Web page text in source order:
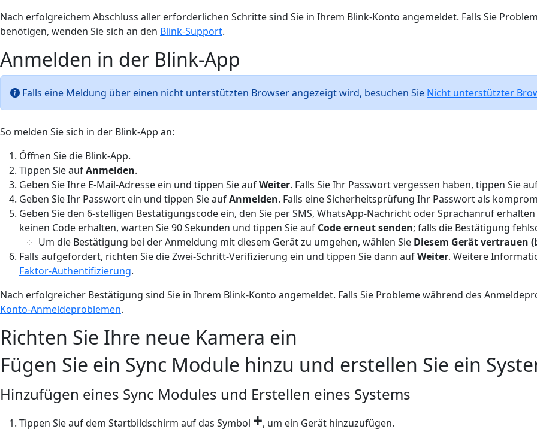
Nach erfolgreichem Abschluss aller erforderlichen Schritte sind Sie in Ihrem Blink-Konto angemeldet. Falls Sie
benötigen, wenden Sie sich an den Blink-Support.
Anmelden in der Blink-App
Falls eine Meldung über einen nicht unterstützten Browser angezeigt wird, besuchen Sie Nicht unterstützter
So melden Sie sich in der Blink-App an:
Öffnen Sie die Blink-App.
Tippen Sie aufAnmelden.
Geben Sie Ihre E-Mail-Adresse ein und tippen Sie aufWeiter. Falls Sie Ihr Passwort vergessen haben, tippen Sie
Geben Sie Ihr Passwort ein und tippen Sie aufAnmelden. Falls eine Sicherheitsprüfung Ihr Passwort als
Geben Sie den 6-stelligen Bestätigungscode ein, den Sie per SMS, WhatsApp-Nachricht oder Sprachanruf
keinen Code erhalten, warten Sie 90 Sekunden und tippen Sie auf Code erneut senden; falls die Bestätigung
Um die Bestätigung bei der Anmeldung mit diesem Gerät zu umgehen, wählen Sie Diesem Gerät vertrauen
Falls aufgefordert, richten Sie die Zwei-Schritt-Verifizierung ein und tippen Sie dann aufWeiter. Weitere
Faktor-Authentifizierung.
Nach erfolgreicher Bestätigung sind Sie in Ihrem Blink-Konto angemeldet. Falls Sie Probleme während des
Konto-Anmeldeproblemen.
Richten Sie Ihre neue Kamera ein
Fügen Sie ein Sync Module hinzu und erstellen Sie ein
Hinzufügen eines Sync Modules und Erstellen eines Systems
Tippen Sie auf dem Startbildschirm auf das Symbol +, um ein Gerät hinzuzufügen.